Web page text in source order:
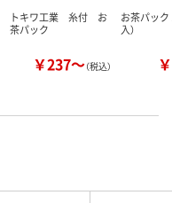
トキワ工業 糸付 お
茶パック
￥237～（税込）
お茶パック
入）